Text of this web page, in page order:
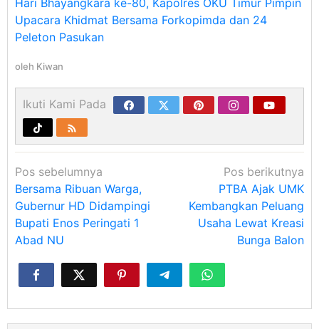
Hari Bhayangkara ke-80, Kapolres OKU Timur Pimpin
Upacara Khidmat Bersama Forkopimda dan 24
Peleton Pasukan
oleh Kiwan
Ikuti Kami Pada
Navigasi
pos
Pos sebelumnya
Bersama Ribuan Warga,
Gubernur HD Didampingi
Bupati Enos Peringati 1
Abad NU
Pos berikutnya
PTBA Ajak UMK
Kembangkan Peluang
Usaha Lewat Kreasi
Bunga Balon